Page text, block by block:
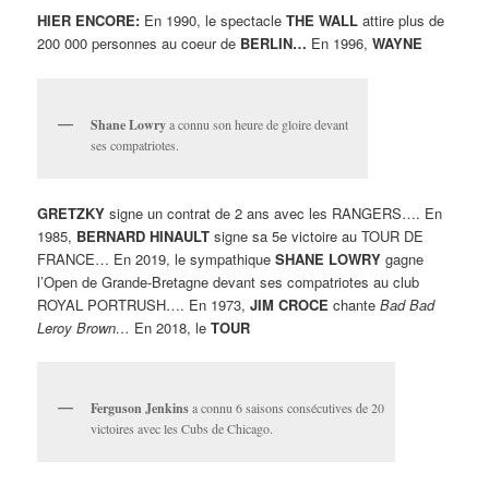
HIER ENCORE: En 1990, le spectacleTHE WALL attire plus de
200 000 personnes au coeur de BERLIN… En 1996,WAYNE
Shane Lowrya connu son heure de gloire devant
ses compatriotes.
GRETZKY signe un contrat de 2 ans avec les RANGERS…. En
1985, BERNARD HINAULT signe sa 5e victoire au TOUR DE
FRANCE… En 2019, le sympathiqueSHANE LOWRY gagne
l’Open de Grande-Bretagne devant ses compatriotes au club
ROYAL PORTRUSH…. En 1973,JIM CROCE chanteBad Bad
Leroy Brown… En 2018, leTOUR
Ferguson Jenkinsa connu 6 saisons consécutives de 20
victoires avec les Cubs de Chicago.